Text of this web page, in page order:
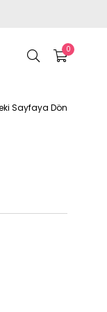
0
Sayfaya Dön